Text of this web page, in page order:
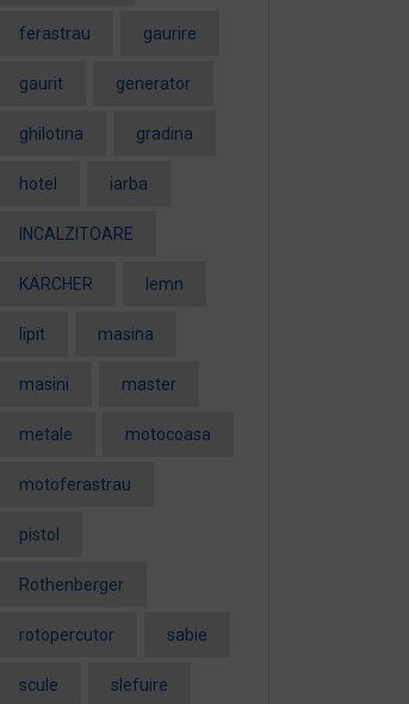
ferastrau gaurire
gaurit generator
ghilotina gradina
hotel iarba
INCALZITOARE
KÄRCHER lemn
lipit masina
masini master
metale motocoasa
motoferastrau
pistol
Rothenberger
rotopercutor sabie
scule slefuire